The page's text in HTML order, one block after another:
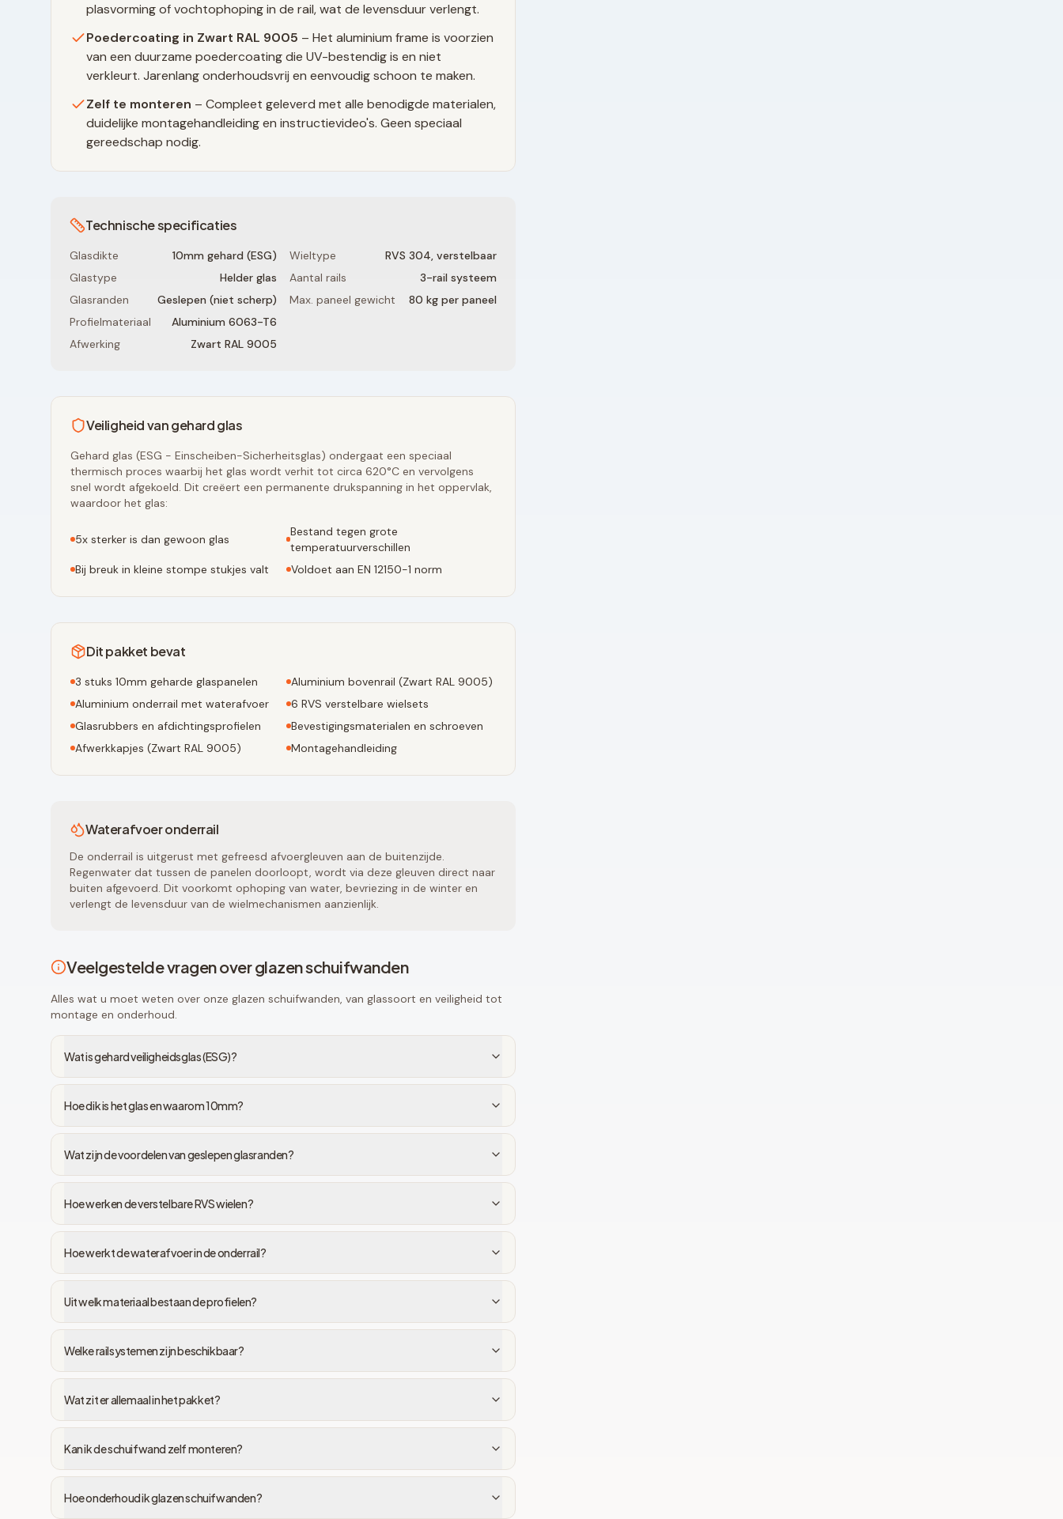
plasvorming of vochtophoping in de rail, wat de levensduur verlengt.
Poedercoating in Zwart RAL 9005 – Het aluminium frame is voorzien
van een duurzame poedercoating die UV-bestendig is en niet
verkleurt. Jarenlang onderhoudsvrij en eenvoudig schoon te maken.
Zelf te monteren – Compleet geleverd met alle benodigde materialen,
duidelijke montagehandleiding en instructievideo's. Geen speciaal
gereedschap nodig.
Technische specificaties
Glasdikte
10mm gehard (ESG)
Glastype
Helder glas
Glasranden
Geslepen (niet scherp)
Profielmateriaal
Aluminium 6063-T6
Afwerking
Zwart RAL 9005
Wieltype
RVS 304, verstelbaar
Aantal rails
3-rail systeem
Max. paneel gewicht
80 kg per paneel
Veiligheid van gehard glas
Gehard glas (ESG - Einscheiben-Sicherheitsglas) ondergaat een speciaal
thermisch proces waarbij het glas wordt verhit tot circa 620°C en vervolgens
snel wordt afgekoeld. Dit creëert een permanente drukspanning in het oppervlak,
waardoor het glas:
5x sterker is dan gewoon glas
Bestand tegen grote
temperatuurverschillen
Bij breuk in kleine stompe stukjes valt
Voldoet aan EN 12150-1 norm
Dit pakket bevat
3 stuks 10mm geharde glaspanelen Aluminium bovenrail (Zwart RAL 9005)
Aluminium onderrail met waterafvoer
6 RVS verstelbare wielsets
Glasrubbers en afdichtingsprofielen
Bevestigingsmaterialen en schroeven
Afwerkkapjes (Zwart RAL 9005) Montagehandleiding
Waterafvoer onderrail
De onderrail is uitgerust met gefreesd afvoergleuven aan de buitenzijde.
Regenwater dat tussen de panelen doorloopt, wordt via deze gleuven direct naar
buiten afgevoerd. Dit voorkomt ophoping van water, bevriezing in de winter en
verlengt de levensduur van de wielmechanismen aanzienlijk.
Veelgestelde vragen over glazen schuifwanden
Alles wat u moet weten over onze glazen schuifwanden, van glassoort en veiligheid tot
montage en onderhoud.
Wat is gehard veiligheidsglas (ESG)?
Hoe dik is het glas en waarom 10mm?
Wat zijn de voordelen van geslepen glasranden?
Hoe werken de verstelbare RVS wielen?
Hoe werkt de waterafvoer in de onderrail?
Uit welk materiaal bestaan de profielen?
Welke railsystemen zijn beschikbaar?
Wat zit er allemaal in het pakket?
Kan ik de schuifwand zelf monteren?
Hoe onderhoud ik glazen schuifwanden?